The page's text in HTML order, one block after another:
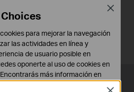
One WiFi Name
switching WiFi network
names
para mejorar la navegación
las actividades en línea y
de usuario posible en
oponerte al uso de cookies en
más información en
Close